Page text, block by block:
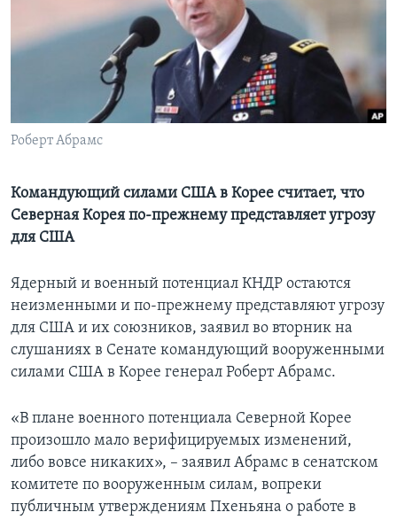
Learning English
СОЦИАЛЬНЫЕ СЕТИ
Роберт Абрамс
Командующий силами США в Корее считает, что
Северная Корея по-прежнему представляет угрозу
для США
Ядерный и военный потенциал КНДР остаются
неизменными и по-прежнему представляют угрозу
для США и их союзников, заявил во вторник на
слушаниях в Сенате командующий вооруженными
силами США в Корее генерал Роберт Абрамс.
«В плане военного потенциала Северной Корее
произошло мало верифицируемых изменений,
либо вовсе никаких», – заявил Абрамс в сенатском
комитете по вооруженным силам, вопреки
публичным утверждениям Пхеньяна о работе в